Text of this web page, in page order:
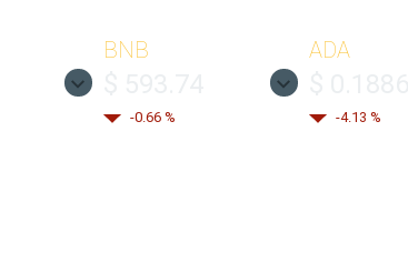
BNB
-0.66 %
ADA
-4.13 %